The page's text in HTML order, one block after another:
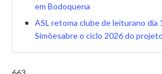
em Bodoquena
ASL retoma clube de leiturano dia
Simõesabre o ciclo 2026 do projeto